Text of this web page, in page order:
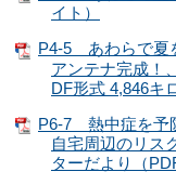
イト）
P4-5 あわらで夏
アンテナ完成！
DF形式 4,846キ
P6-7 熱中症を予
自宅周辺のリス
ターだより（